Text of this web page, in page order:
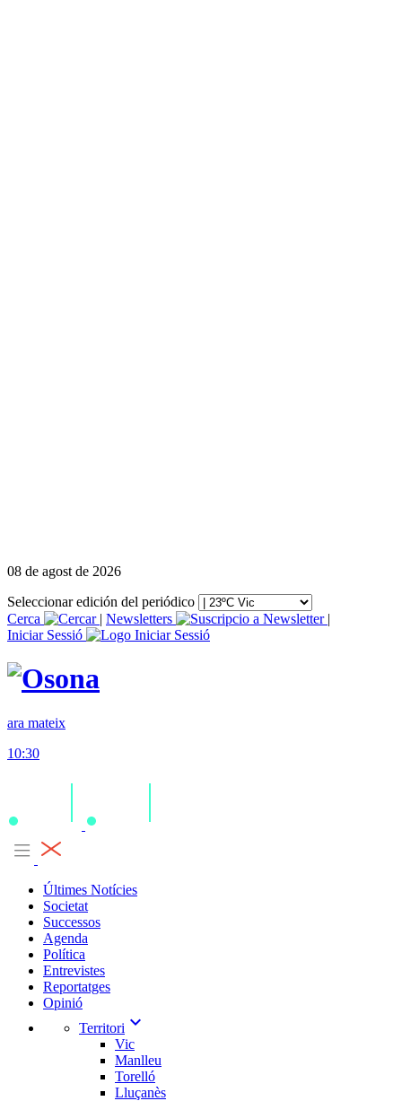
08 de agost de 2026
Seleccionar edición del periódico
Cerca
| Newsletters
|
Iniciar Sessió
ara mateix
10:30
Últimes Notícies
Societat
Successos
Agenda
Política
Entrevistes
Reportatges
Opinió
Territori expand_more
Vic
Manlleu
Torelló
Lluçanès